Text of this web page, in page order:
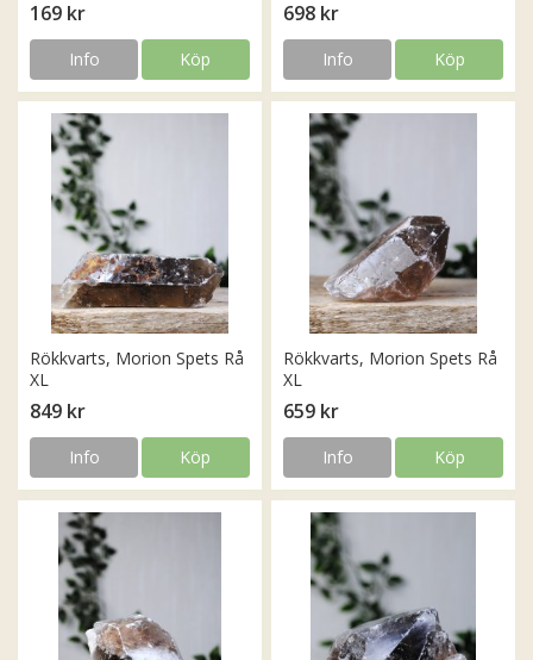
169 kr
Info Köp
698 kr
Info Köp
Rökkvarts, Morion Spets Rå
XL
849 kr
Info Köp
Rökkvarts, Morion Spets Rå
XL
659 kr
Info Köp